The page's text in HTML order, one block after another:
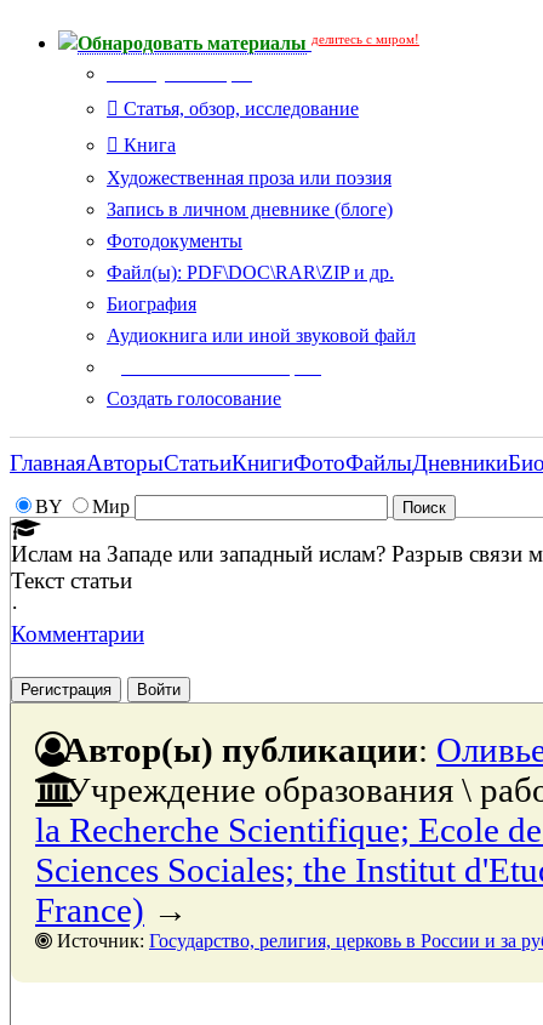
Обнародовать материалы делитесь с миром!
Статья, обзор, исследование
Книга
Художественная проза или поэзия
Запись в личном дневнике (блоге)
Фотодокументы
Файл(ы): PDF\DOC\RAR\ZIP и др.
Биография
Аудиокнига или иной звуковой файл
Создать голосование
BY Мир
ГлавнаяАвторыСтатьиКнигиФотоФайлыДневники
Ислам на Западе или западный ислам? Разрыв связи
Текст статьи
·
Комментарии
Регистрация Войти
Автор(ы) публикации:
Учреждение образования \
la Recherche Scientifique; Ecole
Sciences Sociales; the Institut
France) →
Источник: Государство, религия, церковь в России и за рубежом, № 3, 30